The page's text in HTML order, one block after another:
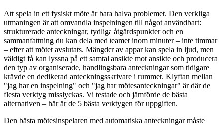
Att spela in ett fysiskt möte är bara halva problemet. Den verkliga
utmaningen är att omvandla inspelningen till något användbart:
strukturerade anteckningar, tydliga åtgärdspunkter och en
sammanfattning du kan dela med teamet inom minuter – inte timmar
– efter att mötet avslutats. Mängder av appar kan spela in ljud, men
väldigt få kan lyssna på ett samtal ansikte mot ansikte och producera
den typ av organiserade, handlingsbara anteckningar som tidigare
krävde en dedikerad anteckningsskrivare i rummet. Klyftan mellan
"jag har en inspelning" och "jag har mötesanteckningar" är där de
flesta verktyg misslyckas. Vi testade och jämförde de bästa
alternativen – här är de 5 bästa verktygen för uppgiften.
Den bästa mötesinspelaren med automatiska anteckningar måste